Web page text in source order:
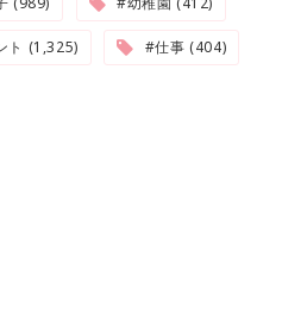
ト (1,325) #仕事 (404)